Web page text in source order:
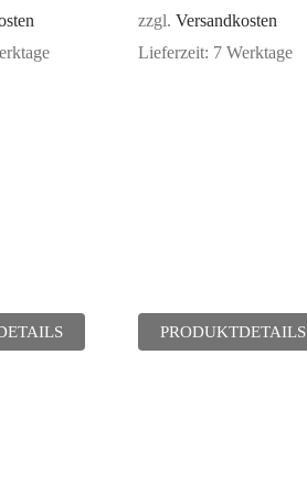
zzgl. Versandkosten
Lieferzeit: 7 Werktage
PRODUKTDETAILS